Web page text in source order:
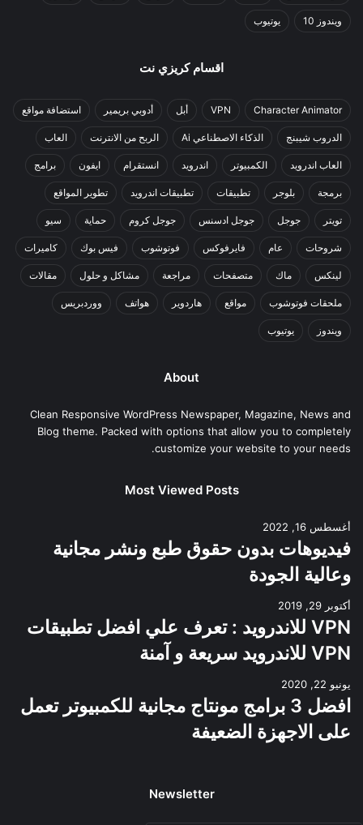
ويندوز 10 يوتيوب
اقسام كريزي نت
Character Animator
VPN أبل أدوبي بريمير استضافة مواقع
الدروب شيبنج الذكاء الاصطناعي Ai الربح من الانترنت العاب
العاب اندرويد الكمبيوتر اندرويد انستقرام ايفون برامج
برمجة بلوجر تطبيقات تطبيقات اندرويد تطوير المواقع
تويتر جوجل جوجل ادسنس جوجل كروم حماية سيو
شروحات عام فايرفوكس فوتوشوب فيس بوك كاميرات
لينكس ماك متصفحات مراجعة مشاكل و حلول مقالات
ملحقات فوتوشوب مواقع هاردوير هواتف ووردبريس
ويندوز يوتيوب
About
Clean Responsive WordPress Newspaper, Magazine, News and
Blog theme. Packed with options that allow you to completely
customize your website to your needs.
Most Viewed Posts
أغسطس 16, 2022
فيديوهات بدون حقوق طبع ونشر مجانية
وعالية الجودة
أكتوبر 29, 2019
VPN للاندرويد : تعرف علي افضل تطبيقات
VPN للاندرويد سريعة و آمنة
يونيو 22, 2020
افضل 3 برامج مونتاج مجانية للكمبيوتر تعمل
على الاجهزة الضعيفة
Newsletter